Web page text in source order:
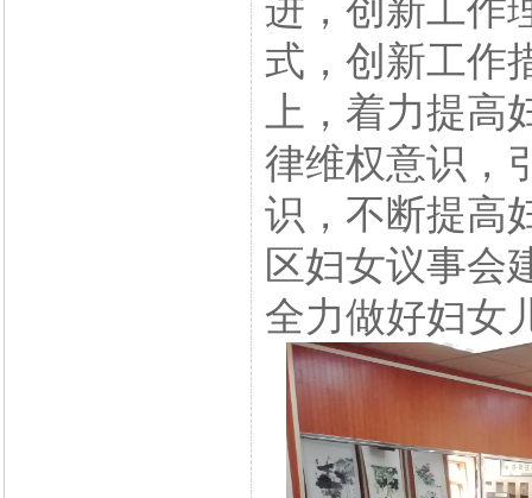
进，创新工作
式，创新工作
上，着力提
律维权意识，
识，不断提高
区妇女议事会
全力做好妇女